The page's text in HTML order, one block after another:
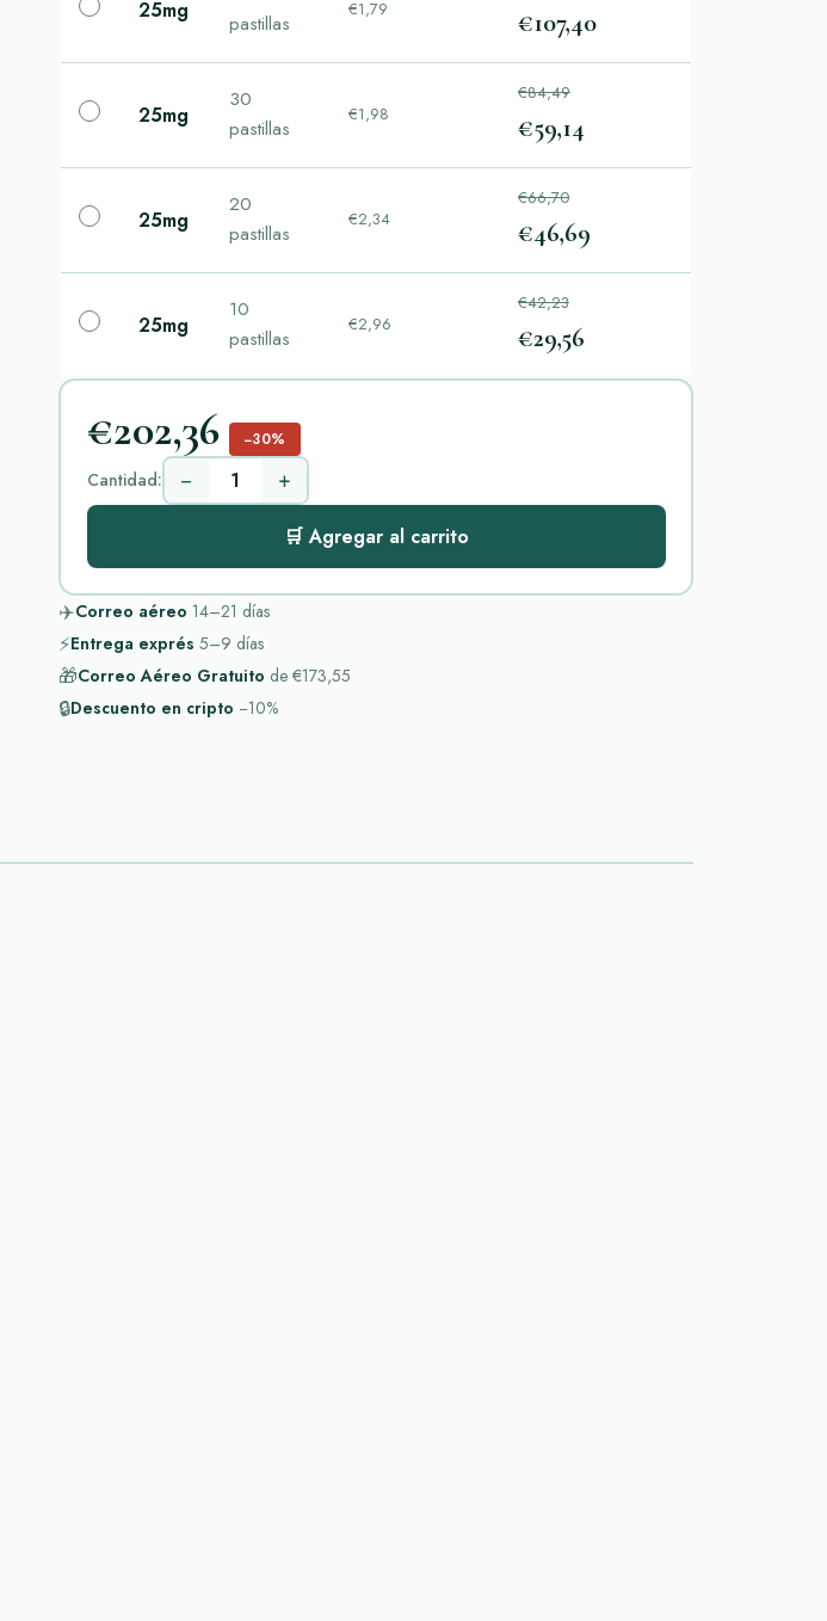
25mg
pastillas
€1,79 €107,40
25mg
30
pastillas
€1,98
€84,49
€59,14
25mg
20
pastillas
€2,34
€66,70
€46,69
25mg
10
pastillas
€2,96
€42,23
€29,56
€202,36 −30%
Cantidad: − +
🛒 Agregar al carrito
✈️Correo aéreo 14–21 días
⚡Entrega exprés 5–9 días
🎁Correo Aéreo Gratuito de €173,55
🔒Descuento en cripto −10%